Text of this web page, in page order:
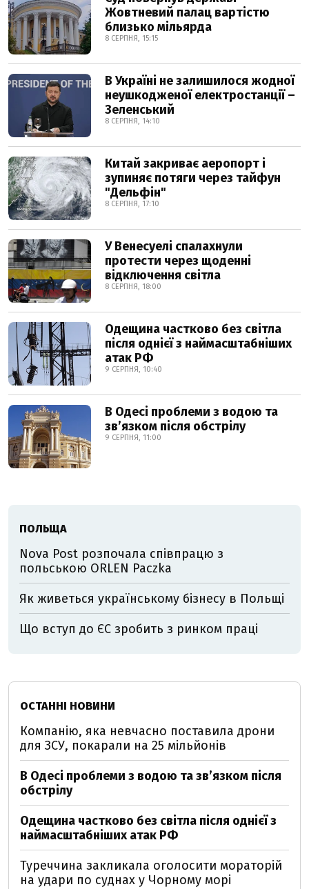
Жовтневий палац вартістю
близько мільярда
8 СЕРПНЯ, 15:15
В Україні не залишилося жодної
неушкодженої електростанції –
Зеленський
8 СЕРПНЯ, 14:10
Китай закриває аеропорт і
зупиняє потяги через тайфун
"Дельфін"
8 СЕРПНЯ, 17:10
У Венесуелі спалахнули
протести через щоденні
відключення світла
8 СЕРПНЯ, 18:00
Одещина частково без світла
після однієї з наймасштабніших
атак РФ
9 СЕРПНЯ, 10:40
В Одесі проблеми з водою та
звʼязком після обстрілу
9 СЕРПНЯ, 11:00
ПОЛЬЩА
Nova Post розпочала співпрацю з
польською ORLEN Paczka
Як живеться українському бізнесу в Польщі
Що вступ до ЄС зробить з ринком праці
ОСТАННІ НОВИНИ
Компанію, яка невчасно поставила дрони
для ЗСУ, покарали на 25 мільйонів
В Одесі проблеми з водою та звʼязком після
обстрілу
Одещина частково без світла після однієї з
наймасштабніших атак РФ
Туреччина закликала оголосити мораторій
на удари по суднах у Чорному морі